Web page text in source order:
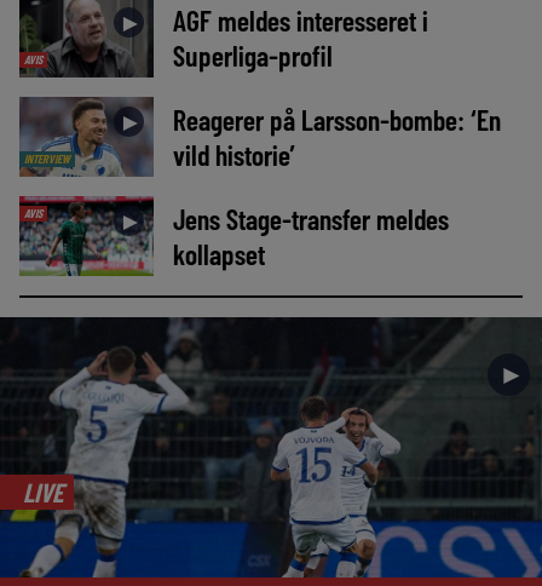
AVIS
►
AGF meldes interesseret i
Superliga-profil
INTERVIEW
►
Reagerer på Larsson-bombe: ‘En
vild historie’
AVIS ►
Jens Stage-transfer meldes
kollapset
►
LIVE